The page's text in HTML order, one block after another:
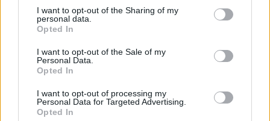
not limited to your visit or usage behaviour. You may click to
grant or deny consent to Google and its third-party tags to
use your data for below specified purposes in below Google
consent section.
I want to opt-out of the Sharing of my
personal data.
Opted In
I want to opt-out of the Sale of my
Personal Data.
Opted In
I want to opt-out of processing my
Personal Data for Targeted Advertising.
Opted In
Helikopterszülők
BY: TMARCSELLO2022. JÚN 17.
Ismerős az, amikor a szülők (de leginkább anyukák)
még tinédzser, sőt akár felnőttkorban is a gyerekük
vajon a szemük fénye épségben van-e? Amikor
megparancsolják a gyereküknek, hogy mindenről